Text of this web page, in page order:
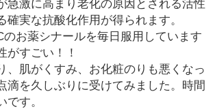
急激に高まり老化の原因とされる活性
確実な抗酸化作用が得られます。
のお薬シナールを毎日服用しています
がすごい！！
、肌がくすみ、お化粧のりも悪くなっ
滴を久しぶりに受けてみました。時間
す。